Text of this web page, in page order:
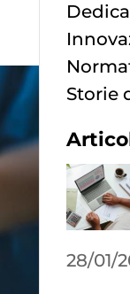
Storie
28/01/